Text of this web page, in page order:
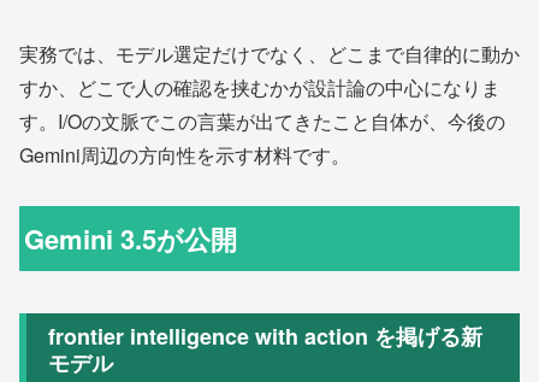
実務では、モデル選定だけでなく、どこまで自律的に動か
すか、どこで人の確認を挟むかが設計論の中心になりま
す。I/Oの文脈でこの言葉が出てきたこと自体が、今後の
Gemini周辺の方向性を示す材料です。
Gemini 3.5が公開
frontier intelligence with action を掲げる新
モデル